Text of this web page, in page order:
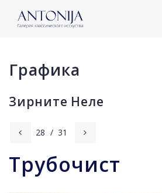
Графика
Зирните Неле
28 / 31
Трубочист